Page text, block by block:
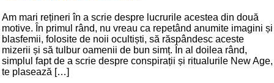
Am mari rețineri în a scrie despre lucrurile acestea din două
motive. În primul rând, nu vreau ca repetând anumite imagini și
blasfemii, folosite de noii ocultiști, să răspândesc aceste
mizerii și să tulbur oamenii de bun simț. În al doilea rând,
simplul fapt de a scrie despre conspirații și ritualurile New Age,
te plasează […]